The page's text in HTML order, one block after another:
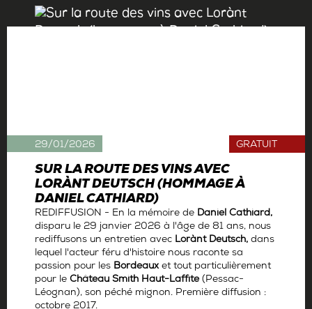
SUR LA ROUTE DES VINS AVEC
LORÀNT DEUTSCH (HOMMAGE À
DANIEL CATHIARD)
GRATUIT
REDIFFUSION - En la mémoire de Daniel Cathiard,
disparu le 29 janvier 2026 à l'âge de 81 ans, nous
rediffusons un entretien avec Lorànt Deutsch, dans
lequel l'acteur féru d'histoire nous raconte sa
passion pour les Bordeauxet tout particulièrement
pour le Château Smith Haut-Laffite(Pessac-
Léognan), son péché mignon. Première diffusion :
octobre 2017.
29/01/2026